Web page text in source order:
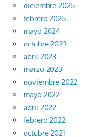
diciembre 2025
febrero 2025
mayo 2024
octubre 2023
abril 2023
marzo 2023
noviembre 2022
mayo 2022
abril 2022
febrero 2022
octubre 2021